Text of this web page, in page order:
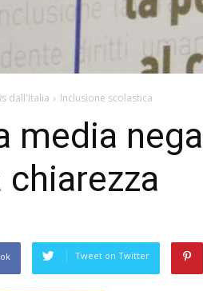
dall'Italia Inclusione scolastica
media
Tweet on Twitter